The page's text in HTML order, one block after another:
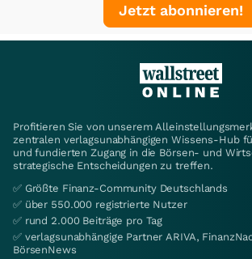
Jetzt abonnieren!
Profitieren Sie von unserem
zentralen verlagsunabhängigen Wissens-Hub
und fundierten Zugang in die Börsen- und
strategische Entscheidungen zu treffen.
✅ Größte Finanz-Community Deutschlands
✅ über 550.000 registrierte Nutzer
✅ rund 2.000 Beiträge pro Tag
✅ verlagsunabhängige Partner ARIVA,
BörsenNews